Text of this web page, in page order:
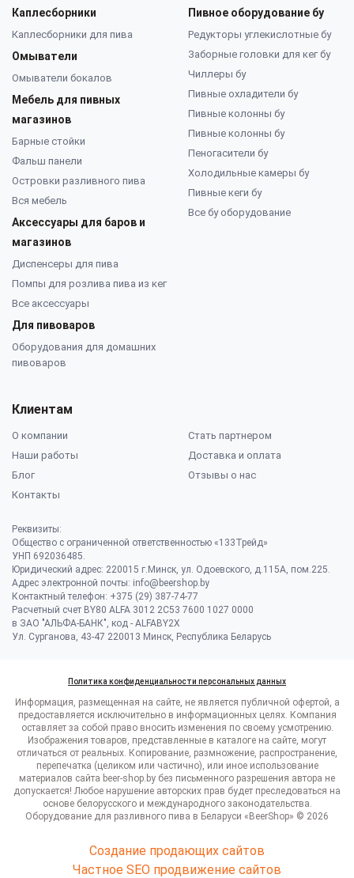
Каплесборники
Каплесборники для пива
Омыватели
Омыватели бокалов
Мебель для пивных
магазинов
Барные стойки
Фальш панели
Островки разливного пива
Вся мебель
Аксессуары для баров и
магазинов
Диспенсеры для пива
Помпы для розлива пива из кег
Все аксессуары
Для пивоваров
Оборудования для домашних
пивоваров
Пивное оборудование бу
Редукторы углекислотные бу
Заборные головки для кег бу
Чиллеры бу
Пивные охладители бу
Пивные колонны бу
Пивные колонны бу
Пеногасители бу
Холодильные камеры бу
Пивные кеги бу
Все бу оборудование
Клиентам
О компании
Стать партнером
Наши работы
Доставка и оплата
Блог
Отзывы о нас
Контакты
Реквизиты:
Общество с ограниченной ответственностью «133Трейд»
УНП 692036485​.
Юридический адрес: 220015 г.Минск, ул. Одоевского, д.115А, пом.225.
Адрес электронной почты: info@beershop.by
Контактный телефон: +375 (29) 387-74-77
Расчетный счет BY80 ALFA 3012 2C53 7600 1027 0000
в ЗАО "АЛЬФА-БАНК", код - ALFABY2X
Ул. Сурганова, 43-47 220013 Минск, Республика Беларусь
Политика конфиденциальности персональных данных
Информация, размещенная на сайте, не является публичной офертой, а
предоставляется исключительно в информационных целях. Компания
оставляет за собой право вносить изменения по своему усмотрению.
Изображения товаров, представленные в каталоге на сайте, могут
отличаться от реальных. Копирование, размножение, распространение,
перепечатка (целиком или частично), или иное использование
материалов сайта beer-shop.by без письменного разрешения автора не
допускается! Любое нарушение авторских прав будет преследоваться на
основе белорусского и международного законодательства.
Оборудование для разливного пива в Беларуси «BeerShop» © 2026
Создание продающих сайтов
Частное SEO продвижение сайтов